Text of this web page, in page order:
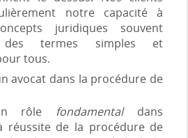
notre capacité à
juridiques souvent
des termes simples et
tous.
avocat dans la procédure de
rôle fondamentaldans
réussite de la procédure de